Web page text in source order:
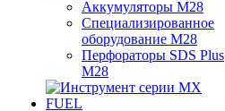
Аккумуляторы M28
Специализированное
оборудование M28
Перфораторы SDS Plus
M28